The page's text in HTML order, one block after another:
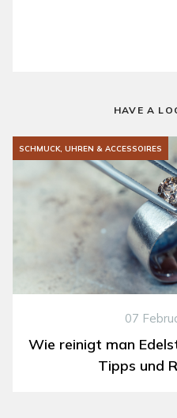
HAVE A
SCHMUCK, UHREN & ACCESSOIRES
07
Wie reinigt man
Tipps und